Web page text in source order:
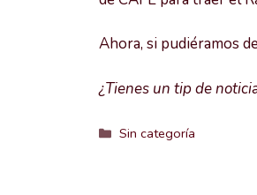
Ahora, si pudiéramos
¿Tienes un tip de
Categorías
Sin categoría